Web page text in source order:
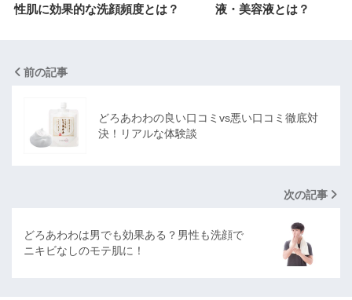
性肌に効果的な洗顔頻度とは？
液・美容液とは？
前の記事
どろあわわの良い口コミvs悪い口コミ徹底対
決！リアルな体験談
次の記事
どろあわわは男でも効果ある？男性も洗顔で
ニキビなしのモテ肌に！